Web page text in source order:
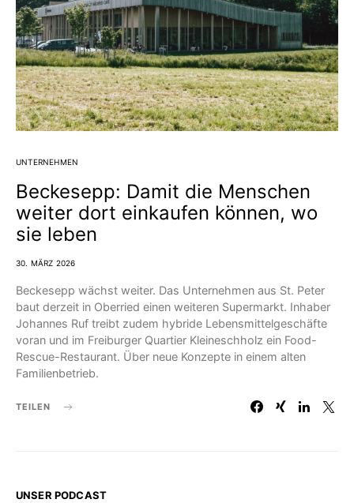
UNTERNEHMEN
Beckesepp: Damit die Menschen
weiter dort einkaufen können, wo
sie leben
30. MÄRZ 2026
Beckesepp wächst weiter. Das Unternehmen aus St. Peter
baut derzeit in Oberried einen weiteren Supermarkt. Inhaber
Johannes Ruf treibt zudem hybride Lebensmittelgeschäfte
voran und im Freiburger Quartier Kleineschholz ein Food-
Rescue-Restaurant. Über neue Konzepte in einem alten
Familienbetrieb.
TEILEN
UNSER PODCAST